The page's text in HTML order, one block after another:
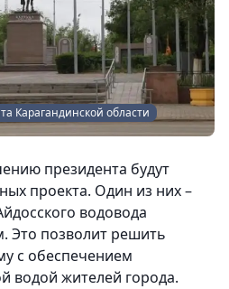
Карагандинской области
президента будут
проекта. Один из них –
водовода
Это позволит решить
с обеспечением
водой жителей города.